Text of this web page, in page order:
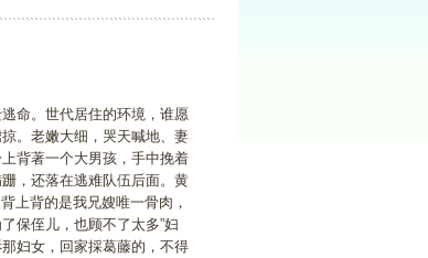
命。世代居住的环境，谁愿
。老嫩大细，哭天喊地、妻
背著一个大男孩，手中挽着
，还落在逃难队伍后面。黄
上背的是我兄嫂唯一骨肉，
保侄儿，也顾不了太多”妇
妇女，回家採葛藤的，不得